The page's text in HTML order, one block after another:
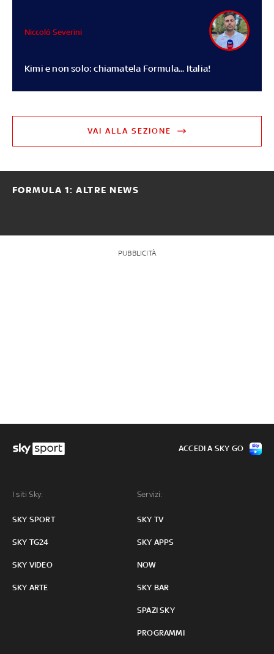
Kimi e non solo: chiamatela Formula... Italia!
Niccolò Severini
VAI ALLA SEZIONE
FORMULA 1: ALTRE NEWS
PUBBLICITÀ
I siti Sky:
SKY SPORT
SKY TG24
SKY VIDEO
SKY ARTE
Servizi:
SKY TV
SKY APPS
NOW
SKY BAR
SPAZI SKY
PROGRAMMI
ACCEDI A SKY GO